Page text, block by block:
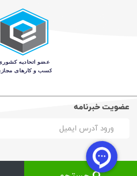
عضویت خبرنامه